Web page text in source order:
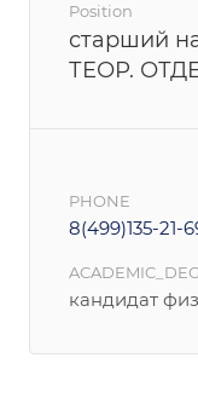
Position
старший
ТЕОР.
PHONE
8(499)135-21-
кандидат